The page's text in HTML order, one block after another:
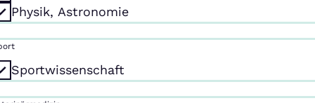
Physik, Astronomie
Sportwissenschaft